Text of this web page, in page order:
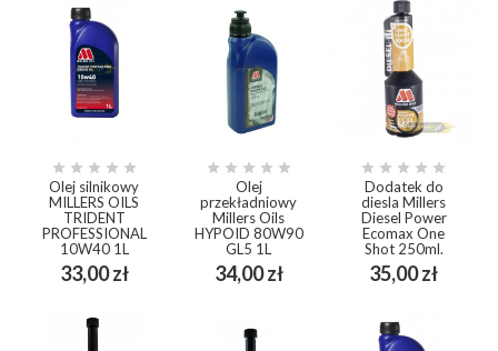
    
Olej silnikowy
MILLERS OILS
TRIDENT
PROFESSIONAL
10W40 1L
33,00 złCena
    
Olej
przekładniowy
Millers Oils
HYPOID 80W90
GL5 1L
34,00 złCena
    
Dodatek do
diesla Millers
Diesel Power
Ecomax One
Shot 250ml.
35,00 złCena